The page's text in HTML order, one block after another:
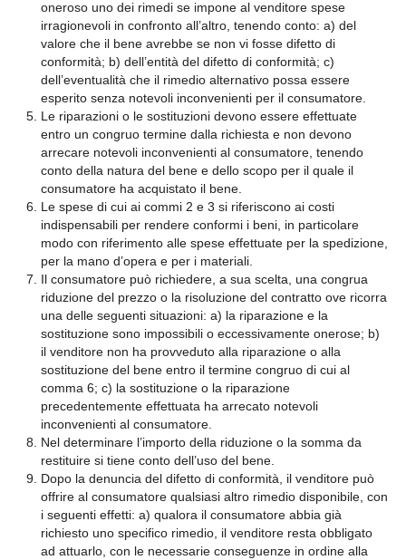
oneroso uno dei rimedi se impone al venditore spese
irragionevoli in confronto all’altro, tenendo conto: a) del
valore che il bene avrebbe se non vi fosse difetto di
conformità; b) dell’entità del difetto di conformità; c)
dell’eventualità che il rimedio alternativo possa essere
esperito senza notevoli inconvenienti per il consumatore.
Le riparazioni o le sostituzioni devono essere effettuate
entro un congruo termine dalla richiesta e non devono
arrecare notevoli inconvenienti al consumatore, tenendo
conto della natura del bene e dello scopo per il quale il
consumatore ha acquistato il bene.
Le spese di cui ai commi 2 e 3 si riferiscono ai costi
indispensabili per rendere conformi i beni, in particolare
modo con riferimento alle spese effettuate per la spedizione,
per la mano d’opera e per i materiali.
Il consumatore può richiedere, a sua scelta, una congrua
riduzione del prezzo o la risoluzione del contratto ove ricorra
una delle seguenti situazioni: a) la riparazione e la
sostituzione sono impossibili o eccessivamente onerose; b)
il venditore non ha provveduto alla riparazione o alla
sostituzione del bene entro il termine congruo di cui al
comma 6; c) la sostituzione o la riparazione
precedentemente effettuata ha arrecato notevoli
inconvenienti al consumatore.
Nel determinare l’importo della riduzione o la somma da
restituire si tiene conto dell’uso del bene.
Dopo la denuncia del difetto di conformità, il venditore può
offrire al consumatore qualsiasi altro rimedio disponibile, con
i seguenti effetti: a) qualora il consumatore abbia già
richiesto uno specifico rimedio, il venditore resta obbligato
ad attuarlo, con le necessarie conseguenze in ordine alla